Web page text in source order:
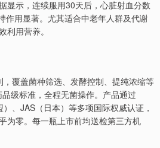
显示，连续服用30天后，心脏射血分数
作用显著。尤其适合中老年人群及代谢
利用营养。
覆盖菌种筛选、发酵控制、提纯浓缩等
级标准，全程无菌操作。产品通过
、JAS（日本）等多项国际权威认证，
为零。每一瓶上市前均送检第三方机